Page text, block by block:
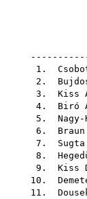
1.
2.
3. Kiss
4. Biró
5.
6.
7.
8.
9. Kiss
10.
11.